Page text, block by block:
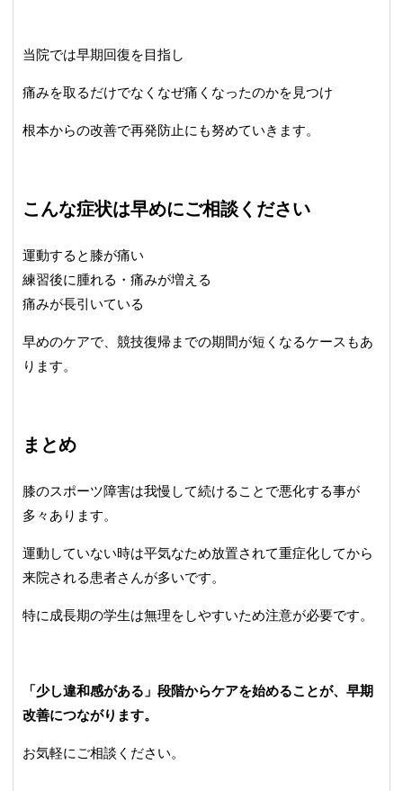
当院では早期回復を目指し
痛みを取るだけでなくなぜ痛くなったのかを見つけ
根本からの改善で再発防止にも努めていきます。
こんな症状は早めにご相談ください
運動すると膝が痛い
練習後に腫れる・痛みが増える
痛みが長引いている
早めのケアで、競技復帰までの期間が短くなるケースもあ
ります。
まとめ
膝のスポーツ障害は我慢して続けることで悪化する事が
多々あります。
運動していない時は平気なため放置されて重症化してから
来院される患者さんが多いです。
特に成長期の学生は無理をしやすいため注意が必要です。
「少し違和感がある」段階からケアを始めることが、早期
改善につながります。
お気軽にご相談ください。